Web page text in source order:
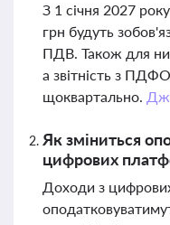
З 1 січня 2027
грн будуть
ПДВ. Також для них
а звітність з
щоквартально.
Як зміниться
цифрових
Доходи з